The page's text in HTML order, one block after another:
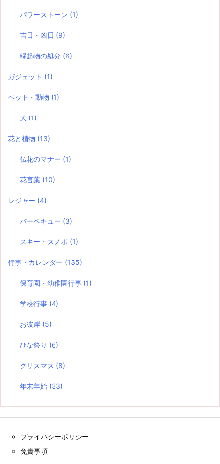
パワーストーン (1)
吉日・凶日 (9)
縁起物の処分 (6)
ガジェット (1)
ペット・動物 (1)
犬 (1)
花と植物 (13)
仏花のマナー (1)
花言葉 (10)
レジャー (4)
バーベキュー (3)
スキー・スノボ (1)
行事・カレンダー (135)
保育園・幼稚園行事 (1)
学校行事 (4)
お彼岸 (5)
ひな祭り (6)
クリスマス (8)
年末年始 (33)
プライバシーポリシー
免責事項